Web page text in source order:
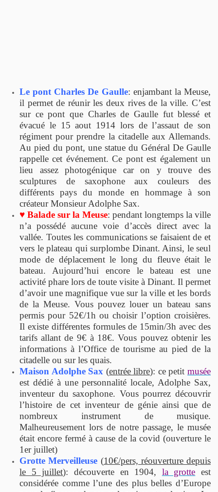
Le pont Charles De Gaulle: enjambant la Meuse,
il permet de réunir les deux rives de la ville. C’est
sur ce pont que Charles de Gaulle fut blessé et
évacué le 15 aout 1914 lors de l’assaut de son
régiment pour prendre la citadelle aux Allemands.
Au pied du pont, une statue du Général De Gaulle
rappelle cet événement. Ce pont est également un
lieu assez photogénique car on y trouve des
sculptures de saxophone aux couleurs des
différents pays du monde en hommage à son
créateur Monsieur Adolphe Sax.
♥ Balade sur la Meuse: pendant longtemps la ville
n’a possédé aucune voie d’accès direct avec la
vallée. Toutes les communications se faisaient de et
vers le plateau qui surplombe Dinant. Ainsi, le seul
mode de déplacement le long du fleuve était le
bateau. Aujourd’hui encore le bateau est une
activité phare lors de toute visite à Dinant. Il permet
d’avoir une magnifique vue sur la ville et les bords
de la Meuse. Vous pouvez louer un bateau sans
permis pour 52€/1h ou choisir l’option croisières.
Il existe différentes formules de 15min/3h avec des
tarifs allant de 9€ à 18€. Vous pouvez obtenir les
informations à l’Office de tourisme au pied de la
citadelle ou sur les quais.
Maison Adolphe Sax (entrée libre): ce petitmusée
est dédié à une personnalité locale, Adolphe Sax,
inventeur du saxophone. Vous pourrez découvrir
l’histoire de cet inventeur de génie ainsi que de
nombreux instrument de musique.
Malheureusement lors de notre passage, le musée
était encore fermé à cause de la covid (ouverture le
1er juillet)
Grotte Merveilleuse (10€/pers, réouverture depuis
le 5 juillet): découverte en 1904, la grotte est
considérée comme l’une des plus belles d’Europe